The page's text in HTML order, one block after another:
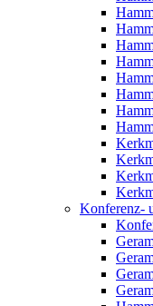
Konferenz-